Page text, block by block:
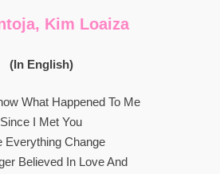
Kim Loaiza
(In English)
What Happened To Me
Since I Met You
Everything Change
Believed In Love And